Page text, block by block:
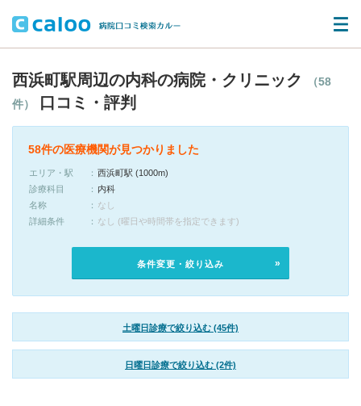
西浜町駅周辺の内科の病院・クリニック
（58
件）
口コミ・評判
58件の医療機関が見つかりました
エリア・駅
西浜町駅 (1000m)
診療科目
内科
名称
なし
詳細条件
なし (曜日や時間帯を指定できます)
条件変更・絞り込み
土曜日診療で絞り込む (45件)
日曜日診療で絞り込む (2件)